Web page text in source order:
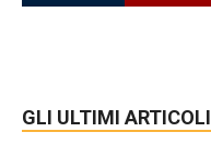
GLI ULTIMI ARTICOLI